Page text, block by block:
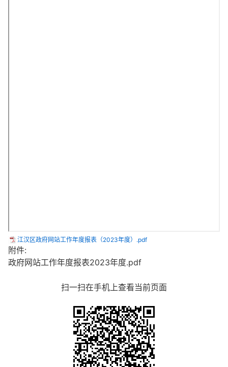
江汉区政府网站工作年度报表（2023年度）.pdf
附件:
政府网站工作年度报表2023年度.pdf
扫一扫在手机上查看当前页面